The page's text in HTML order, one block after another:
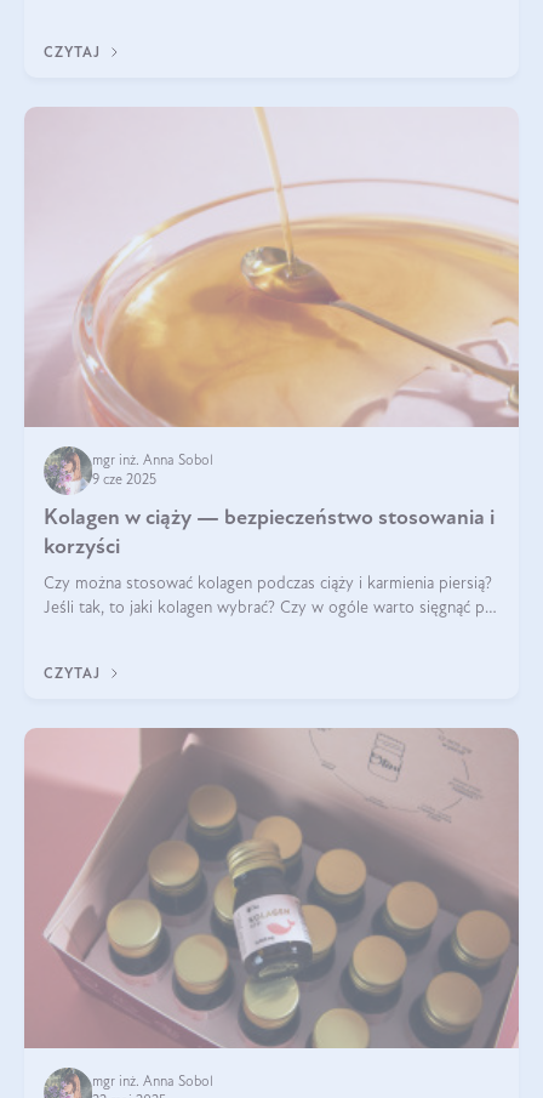
CZYTAJ
mgr inż. Anna Sobol
9 cze 2025
Kolagen w ciąży — bezpieczeństwo stosowania i
korzyści
Czy można stosować kolagen podczas ciąży i karmienia piersią?
Jeśli tak, to jaki kolagen wybrać? Czy w ogóle warto sięgnąć po
CZYTAJ
mgr inż. Anna Sobol